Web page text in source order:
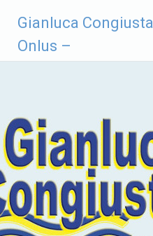
contenuto
Gianluca Congiusta
Onlus –